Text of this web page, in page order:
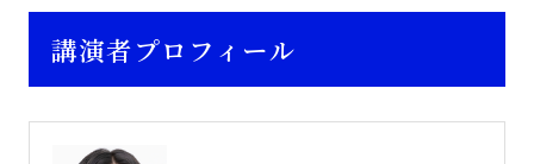
講演者プロフィール